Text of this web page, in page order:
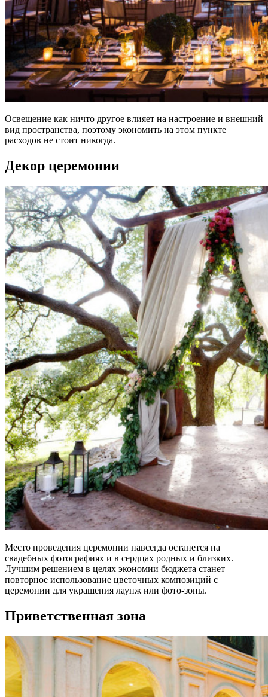
Освещение как ничто другое влияет на настроение и внешний
вид пространства, поэтому экономить на этом пункте
расходов не стоит никогда.
Декор церемонии
Место проведения церемонии навсегда останется на
свадебных фотографиях и в сердцах родных и близких.
Лучшим решением в целях экономии бюджета станет
повторное использование цветочных композиций с
церемонии для украшения лаунж или фото-зоны.
Приветственная зона